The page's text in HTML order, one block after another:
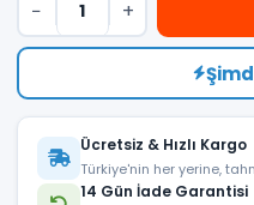
− +
Ücretsiz & Hızlı Kargo
Türkiye'nin her yerine,
14 Gün İade Garantisi